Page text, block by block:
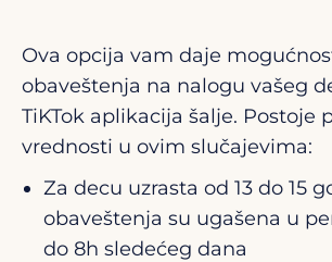
Ova opcija vam daje
obaveštenja na nalogu vašeg
TiKTok aplikacija šalje. Postoje
vrednosti u ovim slučajevima:
Za decu uzrasta od 13 do 15
obaveštenja su ugašena u
do 8h sledećeg dana